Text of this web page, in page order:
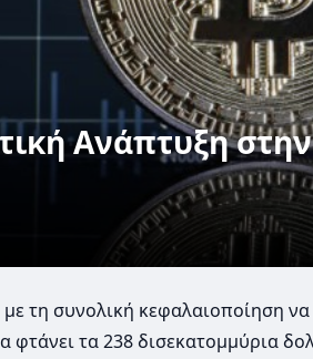
Ανάπτυξη
τη συνολική κεφαλαιοποίηση να
τα 238 δισεκατομμύρια